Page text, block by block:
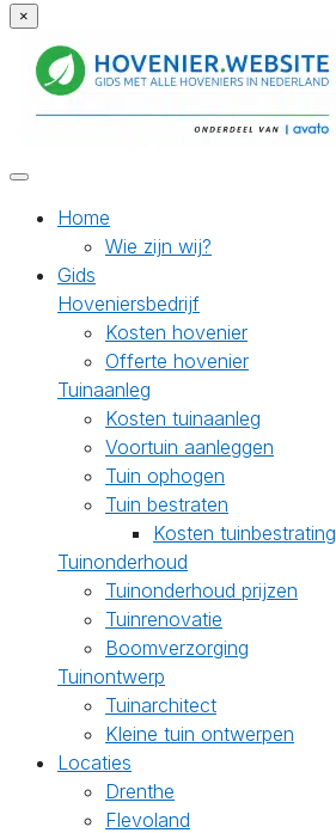
×
Home
Wie zijn wij?
Gids
Hoveniersbedrijf
Kosten hovenier
Offerte hovenier
Tuinaanleg
Kosten tuinaanleg
Voortuin aanleggen
Tuin ophogen
Tuin bestraten
Kosten tuinbestrating
Tuinonderhoud
Tuinonderhoud prijzen
Tuinrenovatie
Boomverzorging
Tuinontwerp
Tuinarchitect
Kleine tuin ontwerpen
Locaties
Drenthe
Flevoland